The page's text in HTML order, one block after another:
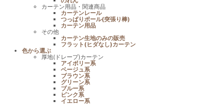
カーテン用品・関連商品
カーテンレール
つっぱりポール(突張り棒)
カーテン用品
その他
カーテン生地のみの販売
フラット(ヒダなし)カーテン
色から選ぶ
厚地(ドレープ)カーテン
アイボリー系
ベージュ系
ブラウン系
グリーン系
ブルー系
ピンク系
イエロー系